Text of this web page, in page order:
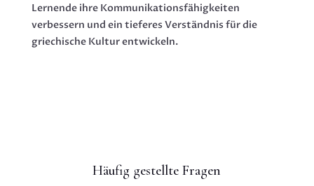
Lernende ihre Kommunikationsfähigkeiten
verbessern und ein tieferes Verständnis für die
griechische Kultur entwickeln.
Häufig gestellte Fragen